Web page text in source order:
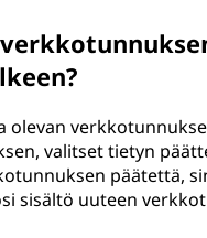
olevan
valitset tietyn
päätettä,
sisältö uuteen